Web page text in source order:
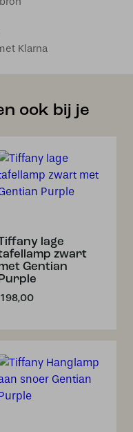
Klarna
ook bij je
lage
zwart
Gentian
Purple
198,00